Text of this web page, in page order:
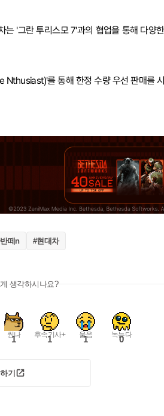
'그란 투리스모 7'과의 협업을 통해 다양
Nthusiast)'를 통해 한정 수량 우선 판매를
떼n #현대차
생각하시나요?
씬나
1 후속기사+
1 울음
1 녹는다
0
기